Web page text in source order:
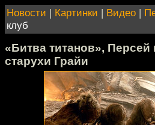
Новости | Картинки | Видео |
клуб
«Битва титанов»,
старухи Грайи